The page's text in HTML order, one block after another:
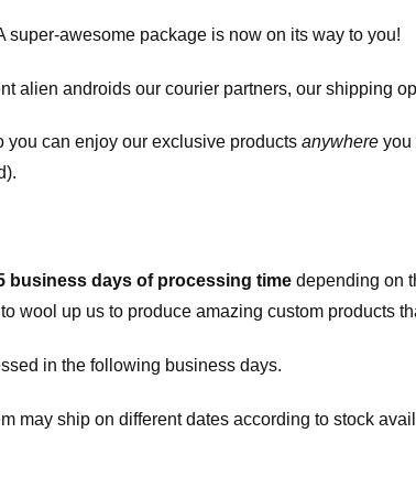
super-awesome package is now on its way to you!
alien androids our courier partners, our shipping
you can enjoy our exclusive products anywhere you
business days of processing time depending on
wool up us to produce amazing custom products
in the following business days.
may ship on different dates according to stock